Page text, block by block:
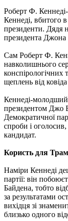
Роберт Ф.
Кеннеді, вбитого
президенти. Дядя
президента Джона
Сам Роберт Ф.
навколишнього
конспірологічних
щеплень від
Кеннеді-молодший
президентом Джо
Демократичної
спроби і
кандидат.
Користь для
Наміри Кеннеді
партії: він
Байдена, тобто
за результатами
вихідця зі
близько одного